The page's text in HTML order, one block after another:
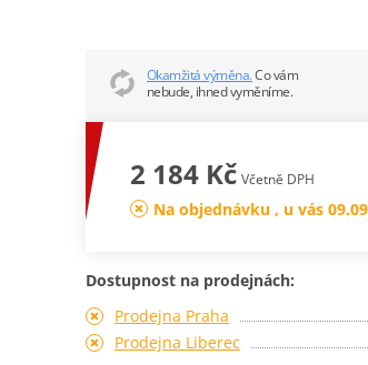
Okamžitá výměna.Co vám
nebude, ihned vyměníme.
2 184 Kč Včetně DPH
Na objednávku , u vás
Dostupnost na prodejnách:
Prodejna Praha
Prodejna Liberec